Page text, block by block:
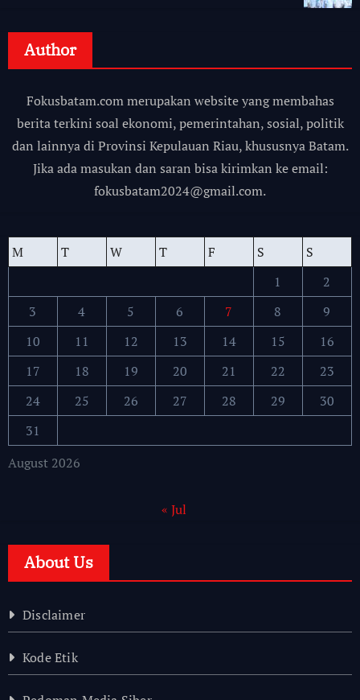
Author
Fokusbatam.com merupakan website yang membahas
berita terkini soal ekonomi, pemerintahan, sosial, politik
dan lainnya di Provinsi Kepulauan Riau, khususnya Batam.
Jika ada masukan dan saran bisa kirimkan ke email:
fokusbatam2024@gmail.com.
August 2026
M T W T F S
S
1
2
3
4 5 6 7 8
9
10
11 12 13 14 15
16
17
18 19 20 21 22
23
24
25 26 27 28 29
30
31
« Jul
About Us
Disclaimer
Kode Etik